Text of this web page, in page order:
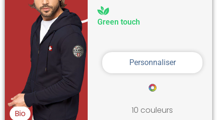
Bio
Green touch
Personnaliser
10 couleurs